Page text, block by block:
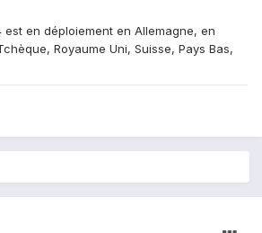
est en déploiement en Allemagne, en
Royaume Uni, Suisse, Pays Bas,